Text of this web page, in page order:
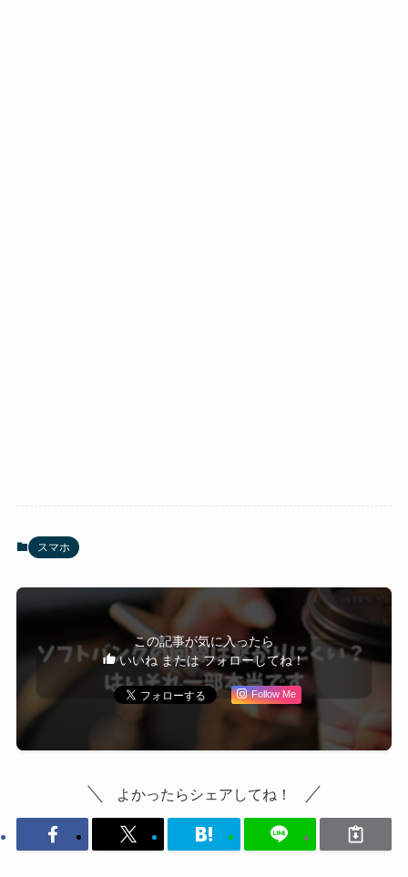
スマホ
この記事が気に入ったら
いいね または フォローしてね！
Follow Me
よかったらシェアしてね！